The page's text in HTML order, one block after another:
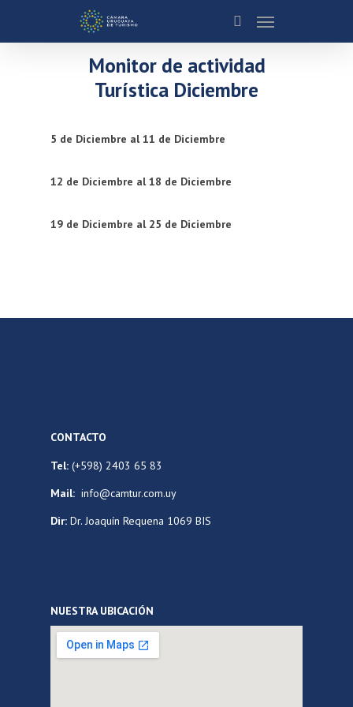
Monitor de actividad
Turística Diciembre
5 de Diciembre al 11 de Diciembre
12 de Diciembre al 18 de Diciembre
19 de Diciembre al 25 de Diciembre
CONTACTO
Tel: (+598) 2403 65 83
Mail: info@camtur.com.uy
Dir: Dr. Joaquín Requena 1069 BIS
NUESTRA UBICACIÓN